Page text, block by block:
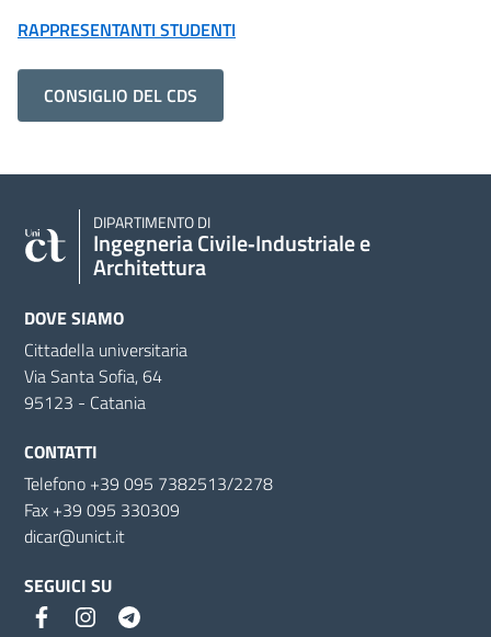
RAPPRESENTANTI STUDENTI
CONSIGLIO DEL CDS
DIPARTIMENTO DI
Ingegneria Civile‑Industriale e
Architettura
DOVE SIAMO
Cittadella universitaria
Via Santa Sofia, 64
95123 - Catania
CONTATTI
Telefono +39 095 7382513/2278
Fax +39 095 330309
dicar@unict.it
SEGUICI SU